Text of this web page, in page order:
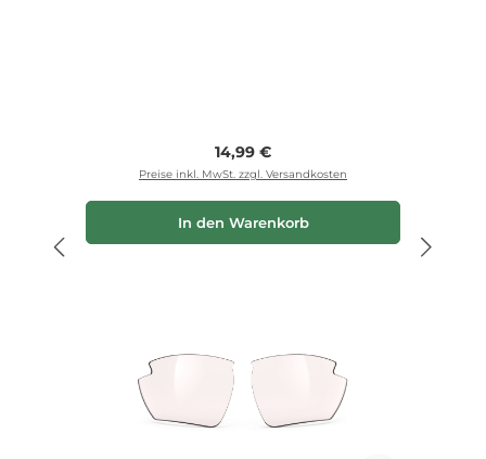
Regulärer Preis:
14,99 €
Preise inkl. MwSt. zzgl. Versandkosten
In den Warenkorb